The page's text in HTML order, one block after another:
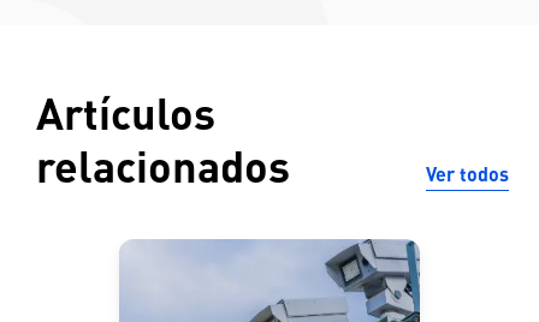
Artículos
relacionados
Ver todos